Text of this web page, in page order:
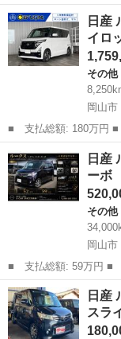
ー名： 日産 ■ 車種
スター Ｘ ＨＶ車 禁
ア ９イ...
岡山 岡山市 そ
日産
イロ
その他
岡山市
■ 支払総額: 180万円 ■ 車両本体価格： 1,759,000 円 ■ メーカー
名： 日産 ■ 車種名
ター Ｘ プロパイロッ
スプレイオ...
岡山 岡山市 そ
日産
ーボ
その他
岡山市
■ 支払総額: 59万円 ■ 車両本体価格： 520,000 円 ■ メーカー
名： 日産 ■ 車種名
ウェイスター ターボ
■ 排気量： 6...
岡山 岡山市 そ
日産
スラ